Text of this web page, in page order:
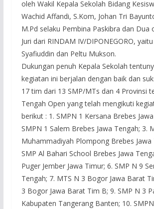
oleh Wakil Kepala Sekolah Bidang
Wachid Affandi, S.Kom, Johan Tri
M.Pd selaku Pembina Paskibra dan Dua
Juri dari RINDAM IV/DIPONEGORO,
Syafiuddin dan Peltu Mukson.
Dukungan penuh Kepala Sekolah
kegiatan ini berjalan dengan baik dan
17 tim dari 13 SMP/MTs dan 4 Provinsi
Tengah Open yang telah mengikuti
berikut : 1. SMPN 1 Kersana Brebes
SMPN 1 Salem Brebes Jawa Tengah; 3.
Muhammadiyah Plompong Brebes Jawa
SMP Al Bahari School Brebes Jawa
Puger Jember Jawa Timur; 6. SMP N 9
Tengah; 7. MTS N 3 Bogor Jawa Barat
3 Bogor Jawa Barat Tim B; 9. SMP N 3
Kabupaten Tangerang Banten; 10.